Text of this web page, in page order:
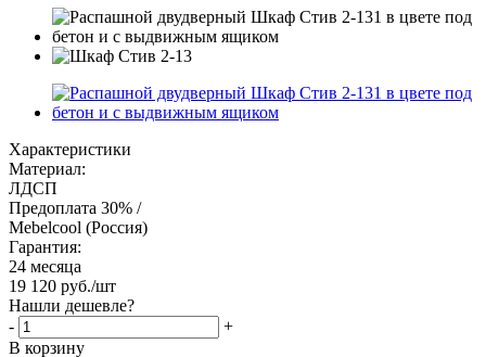
Характеристики
Материал:
ЛДСП
Предоплата 30% /
Mebelcool (Россия)
Гарантия:
24 месяца
19 120 руб./шт
Нашли дешевле?
-
+
В корзину